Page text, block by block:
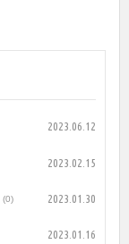
2023.06.12
2023.02.15
(0) 2023.01.30
2023.01.16